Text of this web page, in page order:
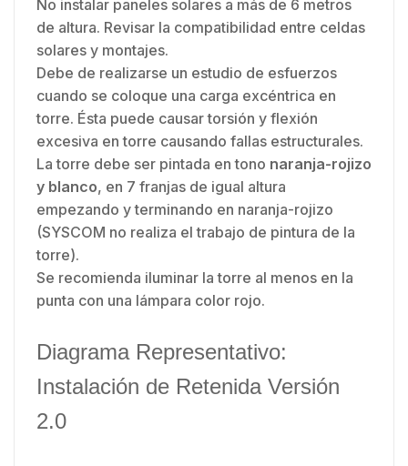
No instalar paneles solares a más de 6 metros
de altura. Revisar la compatibilidad entre celdas
solares y montajes.
Debe de realizarse un estudio de esfuerzos
cuando se coloque una carga excéntrica en
torre. Ésta puede causar torsión y flexión
excesiva en torre causando fallas estructurales.
La torre debe ser pintada en tono naranja-rojizo
y blanco, en 7 franjas de igual altura
empezando y terminando en naranja-rojizo
(SYSCOM no realiza el trabajo de pintura de la
torre).
Se recomienda iluminar la torre al menos en la
punta con una lámpara color rojo.
Diagrama Representativo:
Instalación de Retenida Versión
2.0